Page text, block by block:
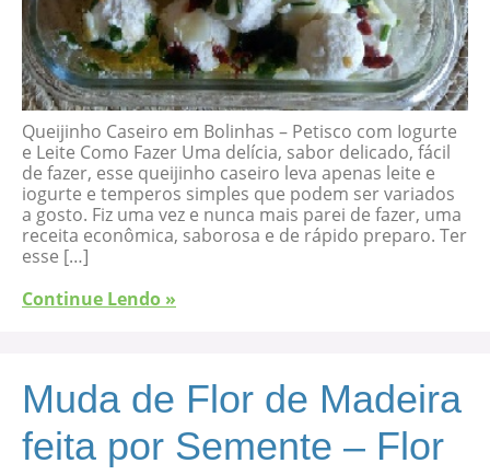
Queijinho Caseiro em Bolinhas – Petisco com Iogurte
e Leite Como Fazer Uma delícia, sabor delicado, fácil
de fazer, esse queijinho caseiro leva apenas leite e
iogurte e temperos simples que podem ser variados
a gosto. Fiz uma vez e nunca mais parei de fazer, uma
receita econômica, saborosa e de rápido preparo. Ter
esse […]
Continue Lendo »
Muda de Flor de Madeira
feita por Semente – Flor